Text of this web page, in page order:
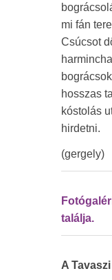
mi fán
Csúcsot
hosszas
kóstolás
hirdetni.
(gergely)
találja.
A